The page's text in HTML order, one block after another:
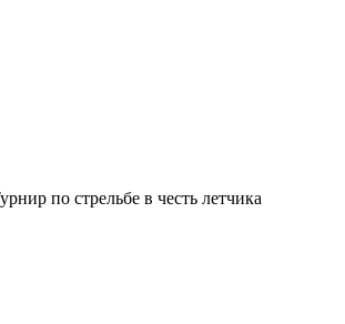
по стрельбе в честь летчика